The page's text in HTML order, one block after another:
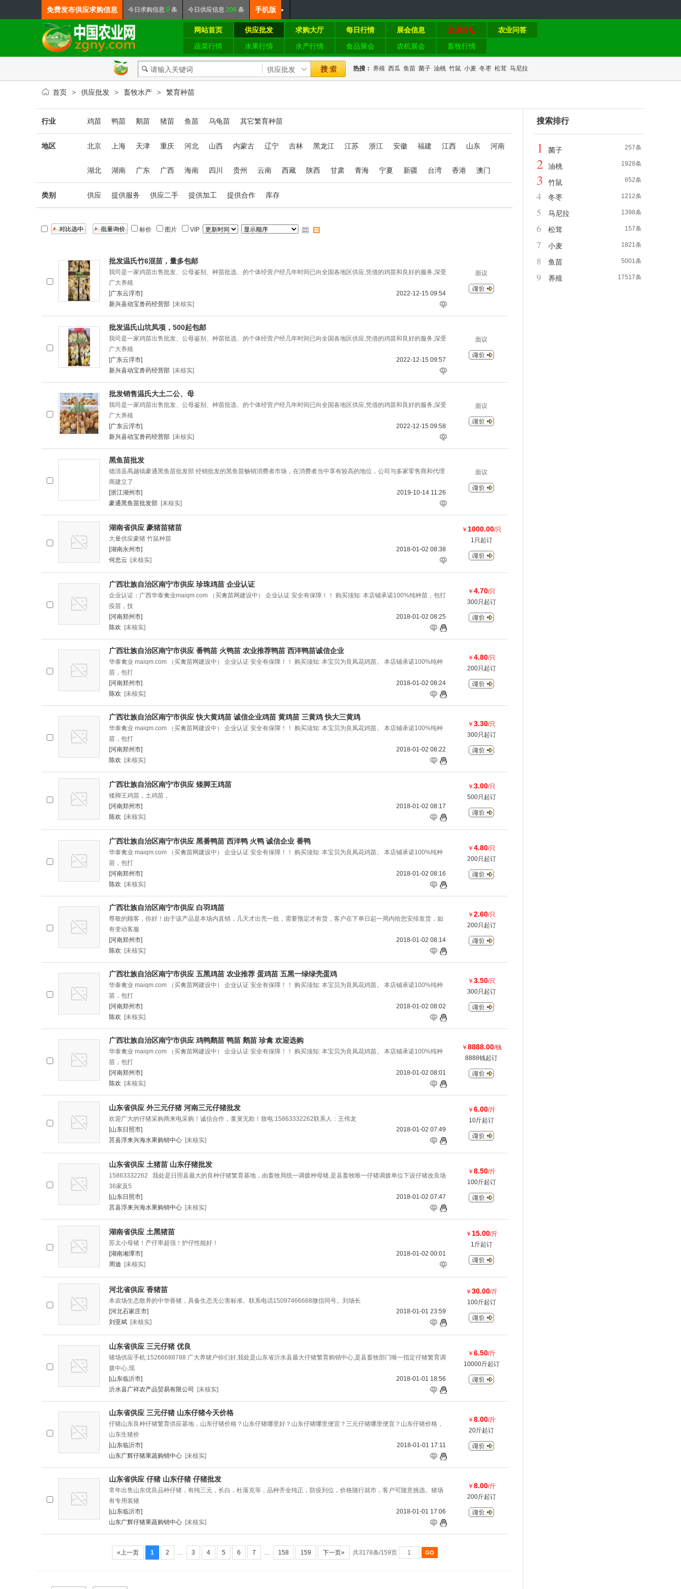
免费发布供应求购信息 今日 求购信息 0 条 今日 供应信息 206 条 手机版
网站首页 供应批发 求购大厅 每日行情 展会信息 交流论坛
农业问答
蔬菜行情
水果行情 水产行情 食品展会 农机展会 畜牧行情
热搜： 养殖 西瓜 鱼苗 菌子 油桃 竹鼠 小麦 冬枣 松茸 马尼拉
首页 > 供应批发 > 畜牧水产 > 繁育种苗
行业 鸡苗 鸭苗 鹅苗 猪苗 鱼苗 乌龟苗 其它繁育种苗
地区 北京 上海 天津 重庆 河北 山西 内蒙古 辽宁 吉林 黑龙江 江苏 浙江 安徽 福建 江西 山东 河南
湖北 湖南 广东 广西 海南 四川 贵州 云南 西藏 陕西 甘肃 青海 宁夏 新疆 台湾 香港 澳门
类别 供应 提供服务 供应二手 提供加工 提供合作 库存
标价 图片 VIP
批发温氏竹6混苗，量多包邮
我司是一家鸡苗出售批发、公母鉴别、种苗批选、的个体经营户经几年时间已向全国各地区供应,凭借的鸡苗和良好的服务,深受
广大养殖
2022-12-15 09:54
[广东云浮市]
新兴县动宝兽药经营部 [未核实]
面议
批发温氏山坑凤项，500起包邮
我司是一家鸡苗出售批发、公母鉴别、种苗批选、的个体经营户经几年时间已向全国各地区供应,凭借的鸡苗和良好的服务,深受
广大养殖
2022-12-15 09:57
[广东云浮市]
新兴县动宝兽药经营部 [未核实]
面议
批发销售温氏大土二公、母
我司是一家鸡苗出售批发、公母鉴别、种苗批选、的个体经营户经几年时间已向全国各地区供应,凭借的鸡苗和良好的服务,深受
广大养殖
2022-12-15 09:58
[广东云浮市]
新兴县动宝兽药经营部 [未核实]
面议
黑鱼苗批发
德清县禹越镇豪通黑鱼苗批发部 经销批发的黑鱼苗畅销消费者市场，在消费者当中享有较高的地位，公司与多家零售商和代理
商建立了
2019-10-14 11:26
[浙江湖州市]
豪通黑鱼苗批发部 [未核实]
面议
湖南省供应 豪猪苗猪苗
大量供应豪猪 竹鼠种苗
2018-01-02 08:38
[湖南永州市]
何忠云
[未核实]
￥ 1000.00/只
1只起订
广西壮族自治区南宁市供应 珍珠鸡苗 企业认证
企业认证：广西华泰禽业maiqm.com （买禽苗网建设中） 企业认证 安全有保障！！ 购买须知: 本店铺承诺100%纯种苗，包打
疫苗，技
2018-01-02 08:25
[河南郑州市]
陈欢
[未核实]
￥ 4.70/只
300只起订
广西壮族自治区南宁市供应 番鸭苗 火鸭苗 农业推荐鸭苗 西洋鸭苗诚信企业
华泰禽业 maiqm.com （买禽苗网建设中） 企业认证 安全有保障！！ 购买须知: 本宝贝为良凤花鸡苗。 本店铺承诺100%纯种
苗，包打
2018-01-02 08:24
[河南郑州市]
陈欢
[未核实]
￥ 4.80/只
200只起订
广西壮族自治区南宁市供应 快大黄鸡苗 诚信企业鸡苗 黄鸡苗 三黄鸡 快大三黄鸡
华泰禽业 maiqm.com （买禽苗网建设中） 企业认证 安全有保障！！ 购买须知: 本宝贝为良凤花鸡苗。 本店铺承诺100%纯种
苗，包打
2018-01-02 08:22
[河南郑州市]
陈欢
[未核实]
￥ 3.30/只
300只起订
广西壮族自治区南宁市供应 矮脚王鸡苗
矮脚王鸡苗，土鸡苗，
2018-01-02 08:17
[河南郑州市]
陈欢
[未核实]
￥ 3.00/只
500只起订
广西壮族自治区南宁市供应 黑番鸭苗 西洋鸭 火鸭 诚信企业 番鸭
华泰禽业 maiqm.com （买禽苗网建设中） 企业认证 安全有保障！！ 购买须知: 本宝贝为良凤花鸡苗。 本店铺承诺100%纯种
苗，包打
2018-01-02 08:16
[河南郑州市]
陈欢
[未核实]
￥ 4.80/只
200只起订
广西壮族自治区南宁市供应 白羽鸡苗
尊敬的顾客，你好！由于该产品是本场内直销，几天才出壳一批，需要预定才有货，客户在下单日起一周内给您安排发货，如
有变动客服
2018-01-02 08:14
[河南郑州市]
陈欢
[未核实]
￥ 2.60/只
200只起订
广西壮族自治区南宁市供应 五黑鸡苗 农业推荐 蛋鸡苗 五黑一绿绿壳蛋鸡
华泰禽业 maiqm.com （买禽苗网建设中） 企业认证 安全有保障！！ 购买须知: 本宝贝为良凤花鸡苗。 本店铺承诺100%纯种
苗，包打
2018-01-02 08:02
[河南郑州市]
陈欢
[未核实]
￥ 3.50/只
300只起订
广西壮族自治区南宁市供应 鸡鸭鹅苗 鸭苗 鹅苗 珍禽 欢迎选购
华泰禽业 maiqm.com （买禽苗网建设中） 企业认证 安全有保障！！ 购买须知: 本宝贝为良凤花鸡苗。 本店铺承诺100%纯种
苗，包打
2018-01-02 08:01
[河南郑州市]
陈欢
[未核实]
￥ 8888.00/钱
8888钱起订
山东省供应 外三元仔猪 河南三元仔猪批发
欢迎广大的仔猪采购商来电采购！诚信合作，童叟无欺！致电:15863332262联系人：王伟龙
2018-01-02 07:49
[山东日照市]
莒县浮来兴海水果购销中心 [未核实]
￥ 6.00/斤
10斤起订
山东省供应 土猪苗 山东仔猪批发
15863332262 我处是日照县最大的良种仔猪繁育基地，由畜牧局统一调拨种母猪,是县畜牧唯一仔猪调拨单位下设仔猪改良场
36家及5
2018-01-02 07:47
[山东日照市]
莒县浮来兴海水果购销中心 [未核实]
￥ 8.50/斤
100斤起订
湖南省供应 土黑猪苗
苏太小母猪！产仔率超强！护仔性能好！
2018-01-02 00:01
[湖南湘潭市]
周迪
[未核实]
￥ 15.00/斤
1斤起订
河北省供应 香猪苗
本农场生态散养的中华香猪，具备生态无公害标准。联系电话15097466668微信同号。刘场长
2018-01-01 23:59
[河北石家庄市]
刘亚斌 [未核实]
￥ 30.00/斤
100斤起订
山东省供应 三元仔猪 优良
猪场供应手机:15266688788 广大养猪户你们好,我处是山东省沂水县最大仔猪繁育购销中心,是县畜牧部门唯一指定仔猪繁育调
拨中心,现
2018-01-01 18:56
[山东临沂市]
沂水县广祥农产品贸易有限公司
[未核实]
￥ 6.50/斤
10000斤起订
山东省供应 三元仔猪 山东仔猪今天价格
仔猪山东良种仔猪繁育供应基地，山东仔猪价格？山东仔猪哪里好？山东仔猪哪里便宜？三元仔猪哪里便宜？山东仔猪价格，
山东生猪价
2018-01-01 17:11
[山东临沂市]
山东广辉仔猪果蔬购销中心 [未核实]
￥ 8.00/斤
20斤起订
山东省供应 仔猪 山东仔猪 仔猪批发
常年出售山东优良品种仔猪，有纯三元，长白，杜落克等，品种齐全纯正，防疫到位，价格随行就市，客户可随意挑选。猪场
有专用装猪
2018-01-01 17:06
[山东临沂市]
山东广辉仔猪果蔬购销中心 [未核实]
￥ 8.00/斤
200斤起订
«上一页 1 2 … 3 4 5 6 7 … 158 159 下一页» 共3178条/159页
搜索排行
257条
1 菌子
1928条
2 油桃
652条
3 竹鼠
1212条
4 冬枣
1398条
5 马尼拉
157条
6 松茸
1821条
7 小麦
5001条
8 鱼苗
17517条
9 养殖